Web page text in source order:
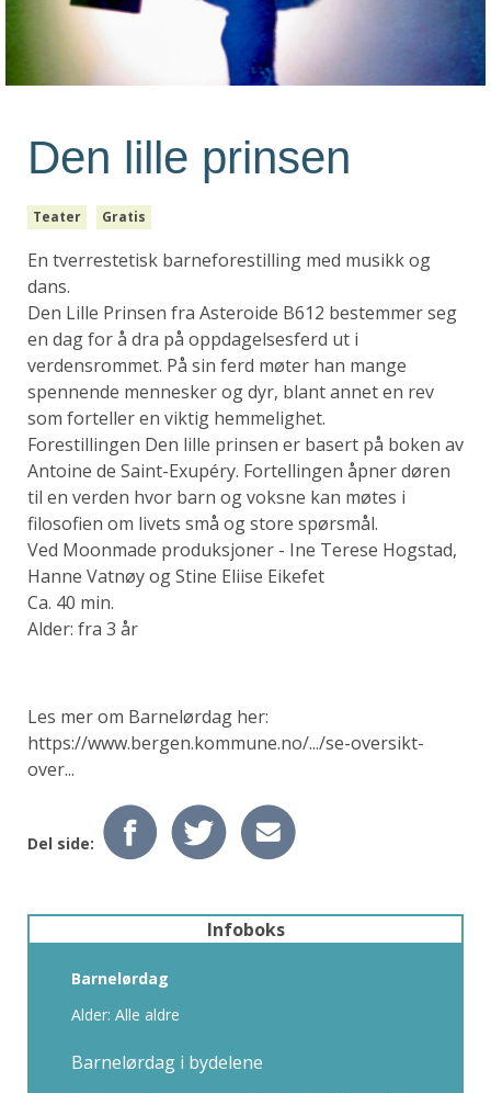
Den lille prinsen
Teater Gratis
En tverrestetisk barneforestilling med musikk og
dans.
Den Lille Prinsen fra Asteroide B612 bestemmer seg
en dag for å dra på oppdagelsesferd ut i
verdensrommet. På sin ferd møter han mange
spennende mennesker og dyr, blant annet en rev
som forteller en viktig hemmelighet.
Forestillingen Den lille prinsen er basert på boken av
Antoine de Saint-Exupéry. Fortellingen åpner døren
til en verden hvor barn og voksne kan møtes i
filosofien om livets små og store spørsmål.
Ved Moonmade produksjoner - Ine Terese Hogstad,
Hanne Vatnøy og Stine Eliise Eikefet
Ca. 40 min.
Alder: fra 3 år
Les mer om Barnelørdag her:
https://www.bergen.kommune.no/.../se-oversikt-
over...
Del side:
Infoboks
Barnelørdag
Alder: Alle aldre
Barnelørdag i bydelene